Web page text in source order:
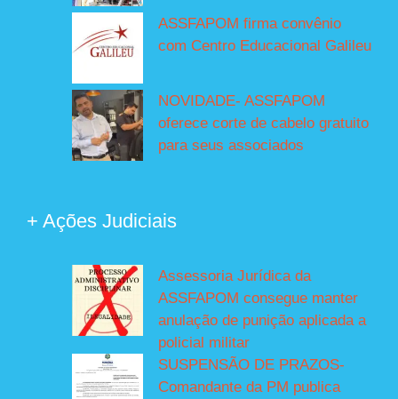
ASSFAPOM firma convênio
com Centro Educacional Galileu
NOVIDADE- ASSFAPOM
oferece corte de cabelo gratuito
para seus associados
+ Ações Judiciais
Assessoria Jurídica da
ASSFAPOM consegue manter
anulação de punição aplicada a
policial militar
SUSPENSÃO DE PRAZOS-
Comandante da PM publica